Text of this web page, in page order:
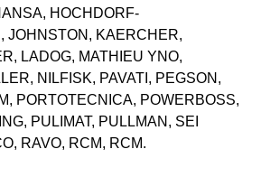
HOCHDORF-
JOHNSTON, KAERCHER,
LADOG, MATHIEU YNO,
NILFISK, PAVATI, PEGSON,
PORTOTECNICA, POWERBOSS,
PULIMAT, PULLMAN, SEI
RAVO, RCM, RCM.